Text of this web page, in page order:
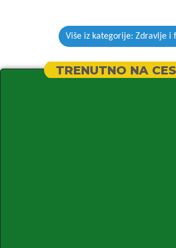
Više iz kategorije: Zdravlje i
TRENUTNO NA